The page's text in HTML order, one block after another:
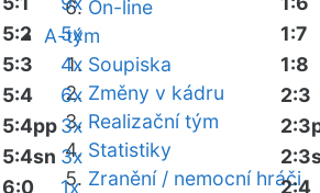
On-line
A-tým
Soupiska
Změny v kádru
Realizační tým
Statistiky
Zranění / nemocní hráči
5:2
5x
5:3
4x
5:4
6x
5:4pp3x
5:4sn 3x
6:0
1x
1:7
1:8
2:3
2:4